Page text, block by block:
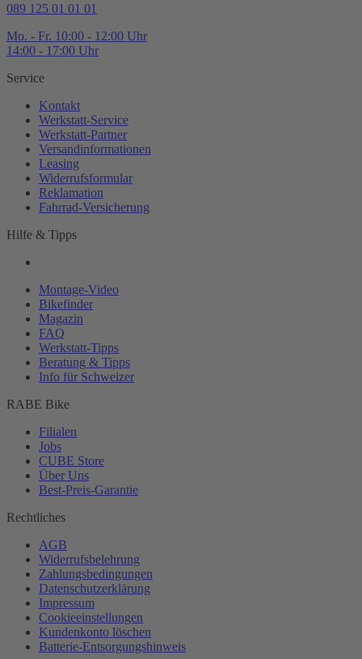
089 125 01 01 01
Mo. - Fr. 10:00 - 12:00 Uhr
14:00 - 17:00 Uhr
Service
Kontakt
Werkstatt-Service
Werkstatt-Partner
Versandinformationen
Leasing
Widerrufsformular
Reklamation
Fahrrad-Versicherung
Hilfe & Tipps
Montage-Video
Bikefinder
Magazin
FAQ
Werkstatt-Tipps
Beratung & Tipps
Info für Schweizer
RABE Bike
Filialen
Jobs
CUBE Store
Über Uns
Best-Preis-Garantie
Rechtliches
AGB
Widerrufsbelehrung
Zahlungsbedingungen
Datenschutzerklärung
Impressum
Cookieeinstellungen
Kundenkonto löschen
Batterie-Entsorgungshinweis